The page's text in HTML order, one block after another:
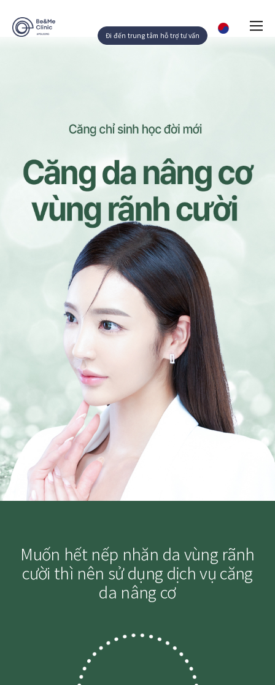
Đi đến trung tâm hỗ trợ tư vấn
Muốn hết nếp nhăn da vùng rãnh
cười thì nên sử dụng dịch vụ căng
da nâng cơ